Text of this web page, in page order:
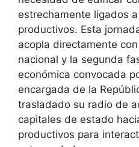
estrechamente ligados
productivos. Esta
acopla directamente
nacional y la segunda
económica convocada
encargada de la
trasladado su radio de
capitales de estado
productivos para